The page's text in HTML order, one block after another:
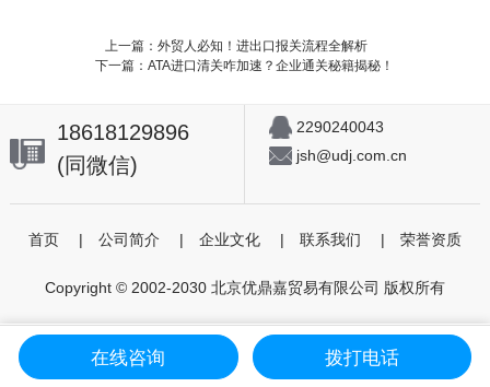
上一篇：外贸人必知！进出口报关流程全解析
下一篇：ATA进口清关咋加速？企业通关秘籍揭秘！
18618129896
(同微信)
2290240043
jsh@udj.com.cn
首页 | 公司简介 | 企业文化 | 联系我们 | 荣誉资质
Copyright © 2002-2030 北京优鼎嘉贸易有限公司 版权所有
个人委托 进出口代理
在线咨询 拨打电话